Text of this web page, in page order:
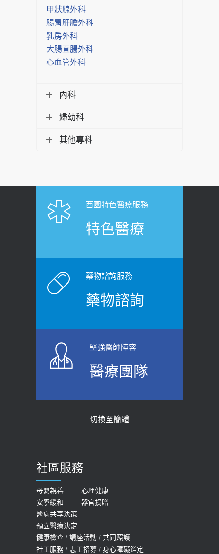
甲狀腺外科
腸胃肝膽外科
乳房外科
大腸直腸外科
心血管外科
內科
婦幼科
其他專科
西園特色醫療服務
特色醫療
藥物諮詢服務
藥物諮詢
堅強醫師陣容
醫療團隊
切換至簡體
社區服務
母嬰親善
心理健康
安寧緩和
器官捐贈
醫病共享決策
預立醫療決定
健康檢查 / 講座活動 / 共同照護
社工服務 / 志工招募 / 身心障礙鑑定